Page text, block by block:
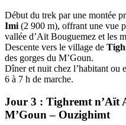
Début du trek par une montée
Imi (2 900 m), offrant une vue
vallée d’Aït Bouguemez et les
Descente vers le village de
des gorges du M’Goun.
Dîner et nuit chez l’habitant ou
6 à 7 h de marche.
Jour 3 : Tighremt n’Aït
M’Goun – Ouzighimt